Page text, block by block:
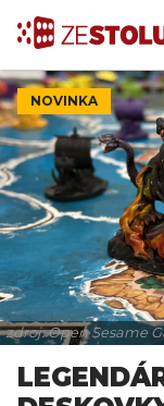
NOVINKA
zdroj: Open Sesame